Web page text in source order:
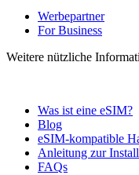
Werbepartner
For Business
Weitere nützliche
Was ist eine eSIM?
Blog
eSIM-kompatible
Anleitung zur
FAQs